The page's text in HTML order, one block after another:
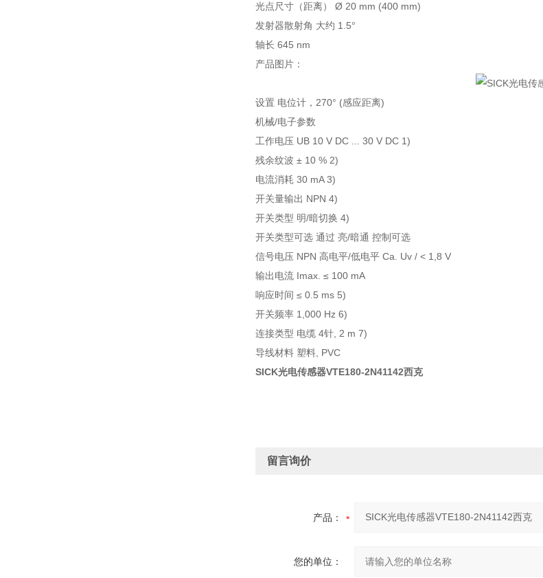
光点尺寸（距离） Ø 20 mm (400 mm)
发射器散射角 大约 1.5°
轴长 645 nm
产品图片：
设置 电位计，270° (感应距离)
机械/电子参数
工作电压 UB 10 V DC ... 30 V DC 1)
残余纹波 ± 10 % 2)
电流消耗 30 mA 3)
开关量输出 NPN 4)
开关类型 明/暗切换 4)
开关类型可选 通过 亮/暗通 控制可选
信号电压 NPN 高电平/低电平 Ca. Uv / < 1,8 V
输出电流 Imax. ≤ 100 mA
响应时间 ≤ 0.5 ms 5)
开关频率 1,000 Hz 6)
连接类型 电缆 4针, 2 m 7)
导线材料 塑料, PVC
SICK光电传感器VTE180-2N41142西克
留言询价
产品：
您的单位：